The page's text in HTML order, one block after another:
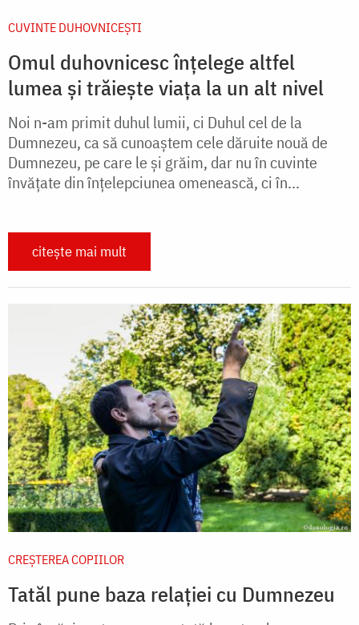
CUVINTE DUHOVNICEȘTI
Omul duhovnicesc înțelege altfel
lumea și trăiește viața la un alt nivel
Noi n-am primit duhul lumii, ci Duhul cel de la
Dumnezeu, ca să cunoaştem cele dăruite nouă de
Dumnezeu, pe care le şi grăim, dar nu în cuvinte
învăţate din înţelepciunea omenească, ci în...
citește mai mult
CREŞTEREA COPIILOR
Tatăl pune baza relației cu Dumnezeu